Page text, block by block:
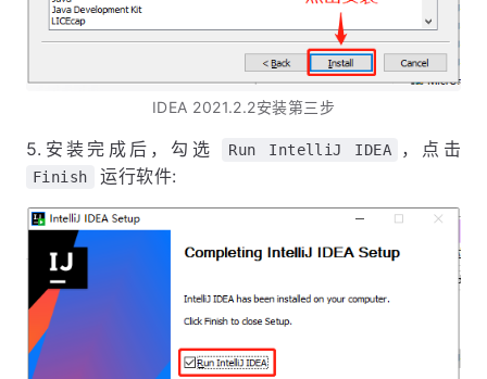
IDEA 2021.2.2安装第三步
5.安装完成后，勾选 Run IntelliJ IDEA ，点击
Finish 运行软件: